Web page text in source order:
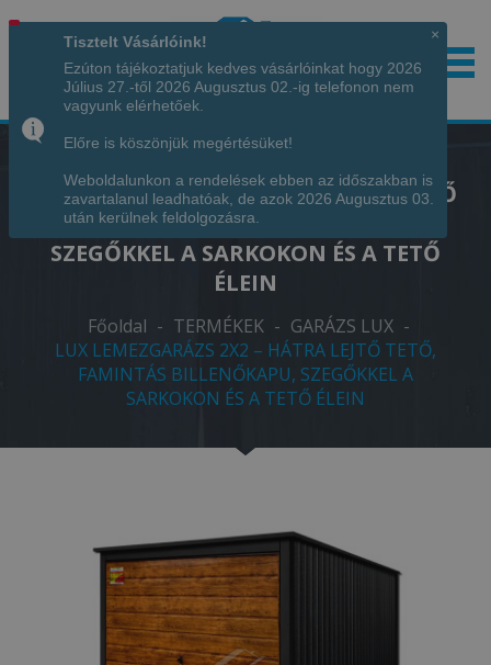
Hívjon minket!+36 70 7342034
LUX LEMEZGARÁZS 2X2 – HÁTRA LEJTŐ
TETŐ, FAMINTÁS BILLENŐKAPU,
SZEGŐKKEL A SARKOKON ÉS A TETŐ
ÉLEIN
Főoldal - TERMÉKEK - GARÁZS LUX -
LUX LEMEZGARÁZS 2X2 – HÁTRA LEJTŐ TETŐ,
FAMINTÁS BILLENŐKAPU, SZEGŐKKEL A
SARKOKON ÉS A TETŐ ÉLEIN
×
Tisztelt Vásárlóink!
Ezúton tájékoztatjuk kedves vásárlóinkat hogy 2026
Július 27.-től 2026 Augusztus 02.-ig telefonon nem
vagyunk elérhetőek.
Előre is köszönjük megértésüket!
Weboldalunkon a rendelések ebben az időszakban is
zavartalanul leadhatóak, de azok 2026 Augusztus 03.
után kerülnek feldolgozásra.